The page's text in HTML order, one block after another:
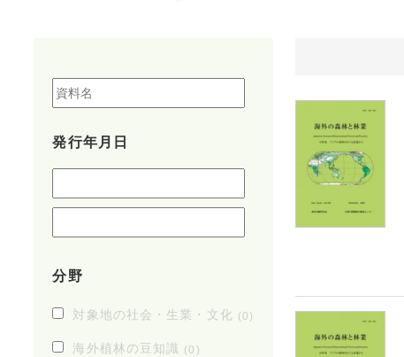
発行年月日
分野
対象地の社会・生業・文化 (0)
海外植林の豆知識 (0)